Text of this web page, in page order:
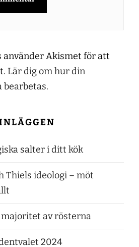
använder Akismet för att
Lär dig om hur din
bearbetas.
salter i ditt kök
Thiels ideologi – möt
av rösterna
2024